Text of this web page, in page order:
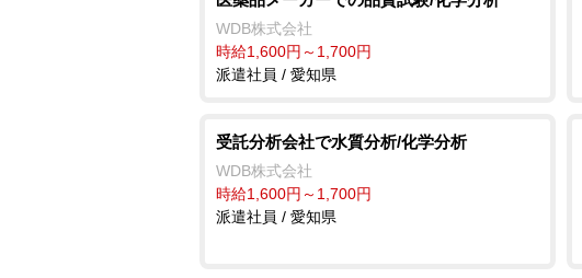
WDB株式会社
時給1,600円～1,700円
派遣社員 / 愛知県
受託分析会社で水質分析/化学分析
WDB株式会社
時給1,600円～1,700円
派遣社員 / 愛知県